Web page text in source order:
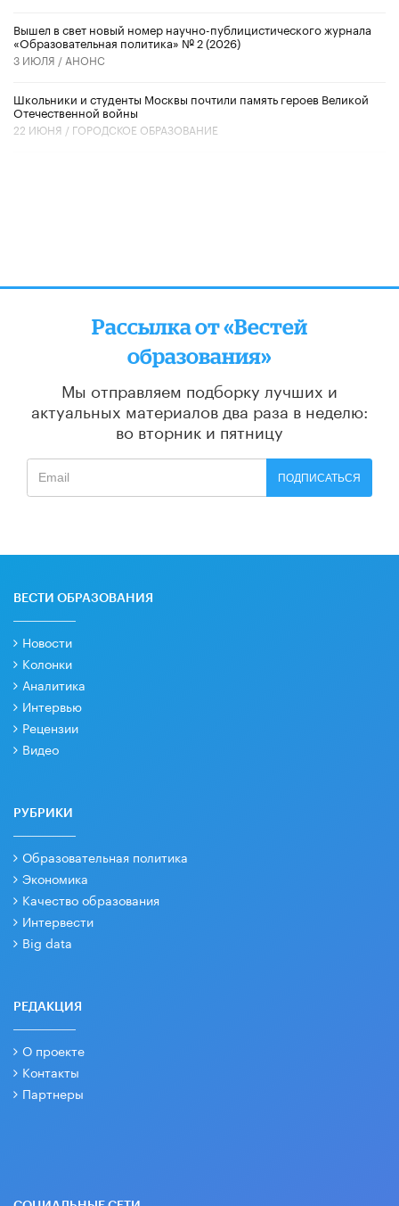
Вышел в свет новый номер научно-публицистического журнала
«Образовательная политика» № 2 (2026)
3 ИЮЛЯ / АНОНС
Школьники и студенты Москвы почтили память героев Великой
Отечественной войны
22 ИЮНЯ / ГОРОДСКОЕ ОБРАЗОВАНИЕ
Рассылка от «Вестей
образования»
Мы отправляем подборку лучших и
актуальных материалов два раза в неделю:
во вторник и пятницу
ПОДПИСАТЬСЯ
ВЕСТИ ОБРАЗОВАНИЯ
Новости
Колонки
Аналитика
Интервью
Рецензии
Видео
РУБРИКИ
Образовательная политика
Экономика
Качество образования
Интервести
Big data
РЕДАКЦИЯ
О проекте
Контакты
Партнеры